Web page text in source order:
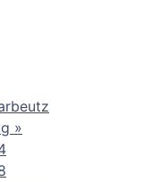
»